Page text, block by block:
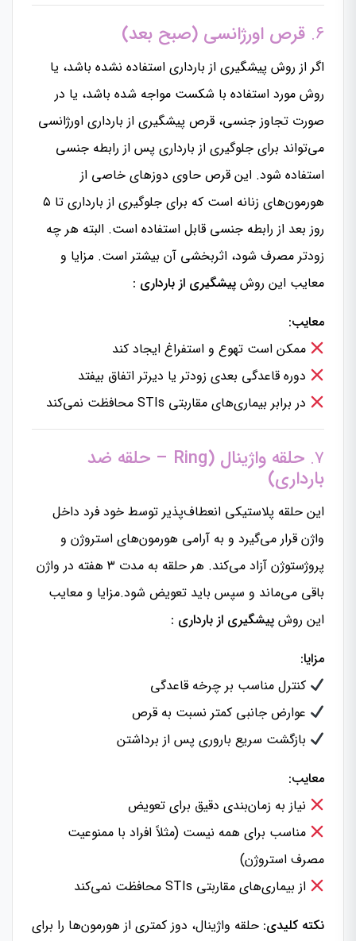
۶. قرص اورژانسی (صبح بعد)
اگر از روش پیشگیری از بارداری استفاده نشده باشد، یا
روش مورد استفاده با شکست مواجه شده باشد، یا در
صورت تجاوز جنسی، قرص پیشگیری از بارداری اورژانسی
می‌تواند برای جلوگیری از بارداری پس از رابطه جنسی
استفاده شود. این قرص حاوی دوزهای خاصی از
هورمون‌های زنانه است که برای جلوگیری از بارداری تا ۵
روز بعد از رابطه جنسی قابل استفاده است. البته هر چه
زودتر مصرف شود، اثربخشی آن بیشتر است. مزایا و
معایب این روش پیشگیری از بارداری :
معایب:
ممکن است تهوع و استفراغ ایجاد کند
دوره قاعدگی بعدی زودتر یا دیرتر اتفاق بیفتد
در برابر بیماری‌های مقاربتی STIs محافظت نمی‌کند
۷. حلقه واژینال (Ring – حلقه ضد
بارداری)
این حلقه پلاستیکی انعطاف‌پذیر توسط خود فرد داخل
واژن قرار می‌گیرد و به آرامی هورمون‌های استروژن و
پروژستوژن آزاد می‌کند. هر حلقه به مدت ۳ هفته در واژن
باقی می‌ماند و سپس باید تعویض شود.مزایا و معایب
این روش پیشگیری از بارداری :
مزایا:
کنترل مناسب بر چرخه قاعدگی
عوارض جانبی کمتر نسبت به قرص
بازگشت سریع باروری پس از برداشتن
معایب:
نیاز به زمان‌بندی دقیق برای تعویض
مناسب برای همه نیست (مثلاً افراد با ممنوعیت
مصرف استروژن)
از بیماری‌های مقاربتی STIs محافظت نمی‌کند
نکته کلیدی: حلقه واژینال، دوز کمتری از هورمون‌ها را برای